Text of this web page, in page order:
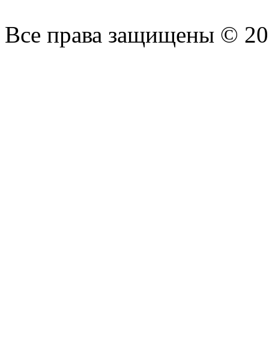
Все права защищены ©